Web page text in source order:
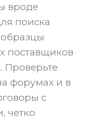
вроде
поиска
поставщиков
Проверьте
форумах и в
с
четко